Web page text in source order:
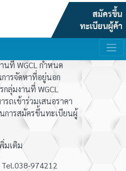
นที่ WGCL กำหนด
ารจัดหาที่อยู่นอก
กลุ่มงานที่ WGCL
รถเข้าร่วมเสนอราคา
การสมัครขึ้นทะเบียนผู้
มเติม
974212